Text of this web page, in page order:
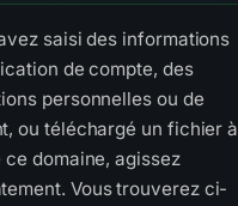
saisi des informations
de compte, des
personnelles ou de
ou téléchargé un fichier à
ce domaine, agissez
Vous trouverez ci-